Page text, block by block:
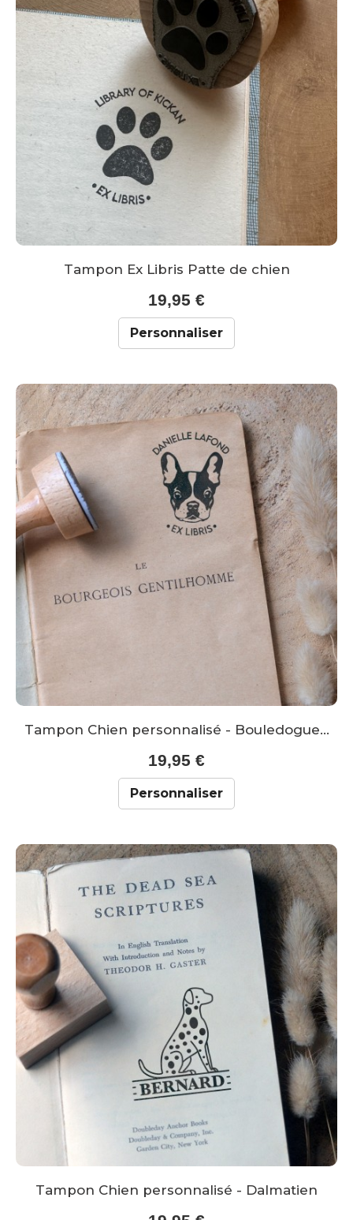
Tampon Ex Libris Patte de chien
19,95 €
Personnaliser
Tampon Chien personnalisé - Bouledogue...
19,95 €
Personnaliser
Tampon Chien personnalisé - Dalmatien